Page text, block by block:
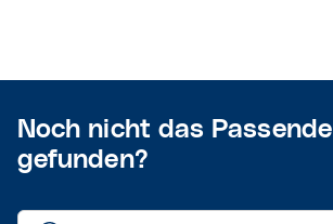
Noch nicht das Passende
gefunden?